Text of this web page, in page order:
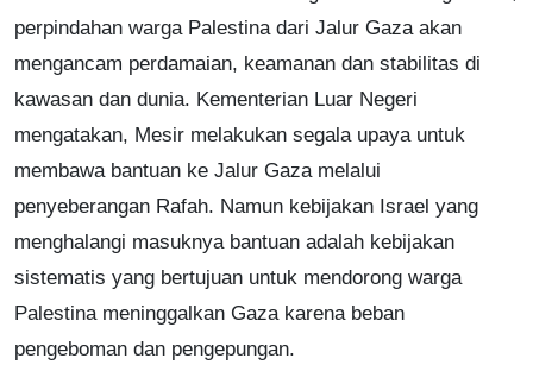
perpindahan warga Palestina dari Jalur Gaza akan
mengancam perdamaian, keamanan dan stabilitas di
kawasan dan dunia. Kementerian Luar Negeri
mengatakan, Mesir melakukan segala upaya untuk
membawa bantuan ke Jalur Gaza melalui
penyeberangan Rafah. Namun kebijakan Israel yang
menghalangi masuknya bantuan adalah kebijakan
sistematis yang bertujuan untuk mendorong warga
Palestina meninggalkan Gaza karena beban
pengeboman dan pengepungan.